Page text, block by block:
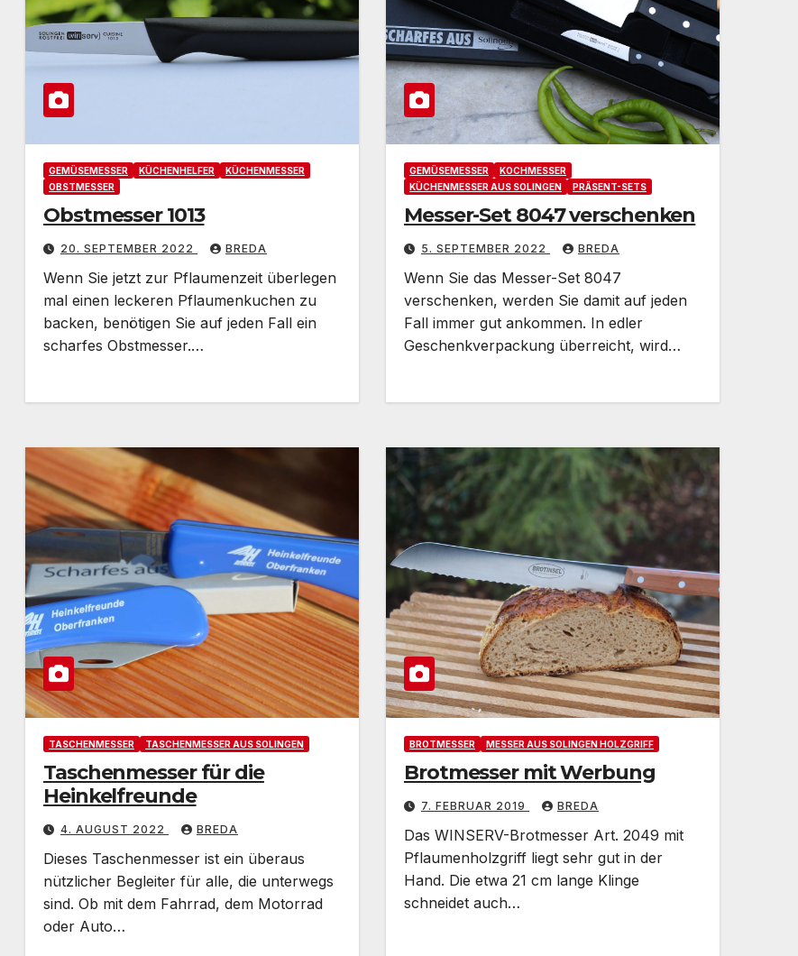
GEMÜSEMESSER KÜCHENHELFER
KÜCHENMESSER
OBSTMESSER
Obstmesser 1013
20. SEPTEMBER 2022 BREDA
Wenn Sie jetzt zur Pflaumenzeit überlegen
mal einen leckeren Pflaumenkuchen zu
backen, benötigen Sie auf jeden Fall ein
scharfes Obstmesser.…
GEMÜSEMESSER
KOCHMESSER
KÜCHENMESSER AUS SOLINGEN
PRÄSENT-SETS
Messer-Set 8047 verschenken
5. SEPTEMBER 2022 BREDA
Wenn Sie das Messer-Set 8047
verschenken, werden Sie damit auf jeden
Fall immer gut ankommen. In edler
Geschenkverpackung überreicht, wird…
TASCHENMESSER TASCHENMESSER AUS SOLINGEN
Taschenmesser für die
Heinkelfreunde
4. AUGUST 2022 BREDA
Dieses Taschenmesser ist ein überaus
nützlicher Begleiter für alle, die unterwegs
sind. Ob mit dem Fahrrad, dem Motorrad
oder Auto…
BROTMESSER MESSER AUS SOLINGEN HOLZGRIFF
Brotmesser mit Werbung
7. FEBRUAR 2019 BREDA
Das WINSERV-Brotmesser Art. 2049 mit
Pflaumenholzgriff liegt sehr gut in der
Hand. Die etwa 21 cm lange Klinge
schneidet auch…